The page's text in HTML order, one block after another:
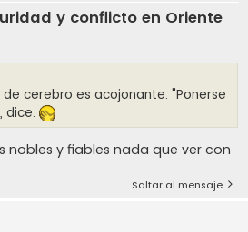
y conflicto en Oriente
cerebro es acojonante. "Ponerse
dice.
nobles y fiables nada que ver con
Saltar al mensaje